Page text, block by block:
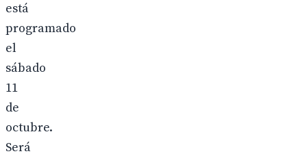
está
programado
el
sábado
11
de
octubre.
Será